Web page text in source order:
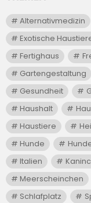
Alternativmedizin
Exotische
Fertighaus
Gartengestaltung
Gesundheit
Haushalt
Haustiere
Hunde
Italien
Meerscheinchen
Schlafplatz